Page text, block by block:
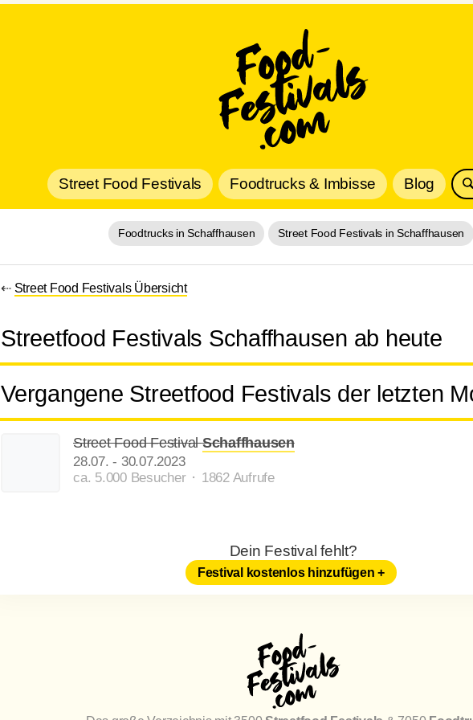
Street Food Festivals Foodtrucks & Imbisse Blog
Foodtrucks in Schaffhausen Street Food Festivals in Schaffhausen
⇠ Street Food Festivals Übersicht
Streetfood Festivals Schaffhausen ab heute
Vergangene Streetfood Festivals der letzten
Street Food FestivalSchaffhausen
28.07. - 30.07.2023
ca. 5.000 Besucher ⬝ 1862 Aufrufe
Dein Festival fehlt?
Festival kostenlos hinzufügen +